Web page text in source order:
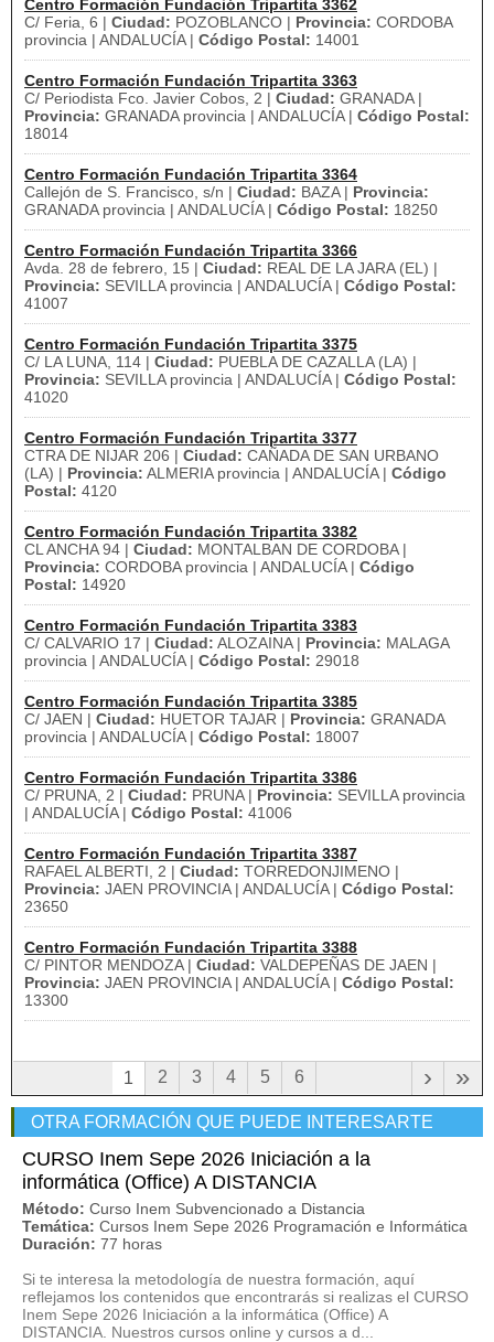
Centro Formación Fundación Tripartita 3362
C/ Feria, 6 | Ciudad: POZOBLANCO | Provincia: CORDOBA
provincia | ANDALUCÍA | Código Postal: 14001
Centro Formación Fundación Tripartita 3363
C/ Periodista Fco. Javier Cobos, 2 | Ciudad: GRANADA |
Provincia: GRANADA provincia | ANDALUCÍA | Código Postal:
18014
Centro Formación Fundación Tripartita 3364
Callejón de S. Francisco, s/n | Ciudad: BAZA | Provincia:
GRANADA provincia | ANDALUCÍA | Código Postal: 18250
Centro Formación Fundación Tripartita 3366
Avda. 28 de febrero, 15 | Ciudad: REAL DE LA JARA (EL) |
Provincia: SEVILLA provincia | ANDALUCÍA | Código Postal:
41007
Centro Formación Fundación Tripartita 3375
C/ LA LUNA, 114 | Ciudad: PUEBLA DE CAZALLA (LA) |
Provincia: SEVILLA provincia | ANDALUCÍA | Código Postal:
41020
Centro Formación Fundación Tripartita 3377
CTRA DE NIJAR 206 | Ciudad: CAÑADA DE SAN URBANO
(LA) | Provincia: ALMERIA provincia | ANDALUCÍA | Código
Postal: 4120
Centro Formación Fundación Tripartita 3382
CL ANCHA 94 | Ciudad: MONTALBAN DE CORDOBA |
Provincia: CORDOBA provincia | ANDALUCÍA | Código
Postal: 14920
Centro Formación Fundación Tripartita 3383
C/ CALVARIO 17 | Ciudad: ALOZAINA | Provincia: MALAGA
provincia | ANDALUCÍA | Código Postal: 29018
Centro Formación Fundación Tripartita 3385
C/ JAEN | Ciudad: HUETOR TAJAR | Provincia: GRANADA
provincia | ANDALUCÍA | Código Postal: 18007
Centro Formación Fundación Tripartita 3386
C/ PRUNA, 2 | Ciudad: PRUNA | Provincia: SEVILLA provincia
| ANDALUCÍA | Código Postal: 41006
Centro Formación Fundación Tripartita 3387
RAFAEL ALBERTI, 2 | Ciudad: TORREDONJIMENO |
Provincia: JAEN PROVINCIA | ANDALUCÍA | Código Postal:
23650
Centro Formación Fundación Tripartita 3388
C/ PINTOR MENDOZA | Ciudad: VALDEPEÑAS DE JAEN |
Provincia: JAEN PROVINCIA | ANDALUCÍA | Código Postal:
13300
1 2 3 4 5 6 »
›
OTRA FORMACIÓN QUE PUEDE INTERESARTE
CURSO Inem Sepe 2026 Iniciación a la
informática (Office) A DISTANCIA
Método: Curso Inem Subvencionado a Distancia
Temática: Cursos Inem Sepe 2026 Programación e Informática
Duración: 77 horas
Si te interesa la metodología de nuestra formación, aquí
reflejamos los contenidos que encontrarás si realizas el CURSO
Inem Sepe 2026 Iniciación a la informática (Office) A
DISTANCIA. Nuestros cursos online y cursos a d...